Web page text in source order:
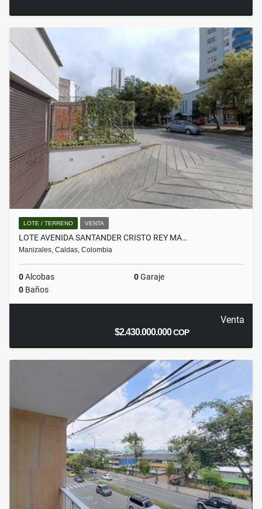
LOTE / TERRENO VENTA
LOTE AVENIDA SANTANDER CRISTO REY MA…
Manizales, Caldas, Colombia
0Alcobas 0Garaje
0 Baños
Venta
$2.430.000.000COP